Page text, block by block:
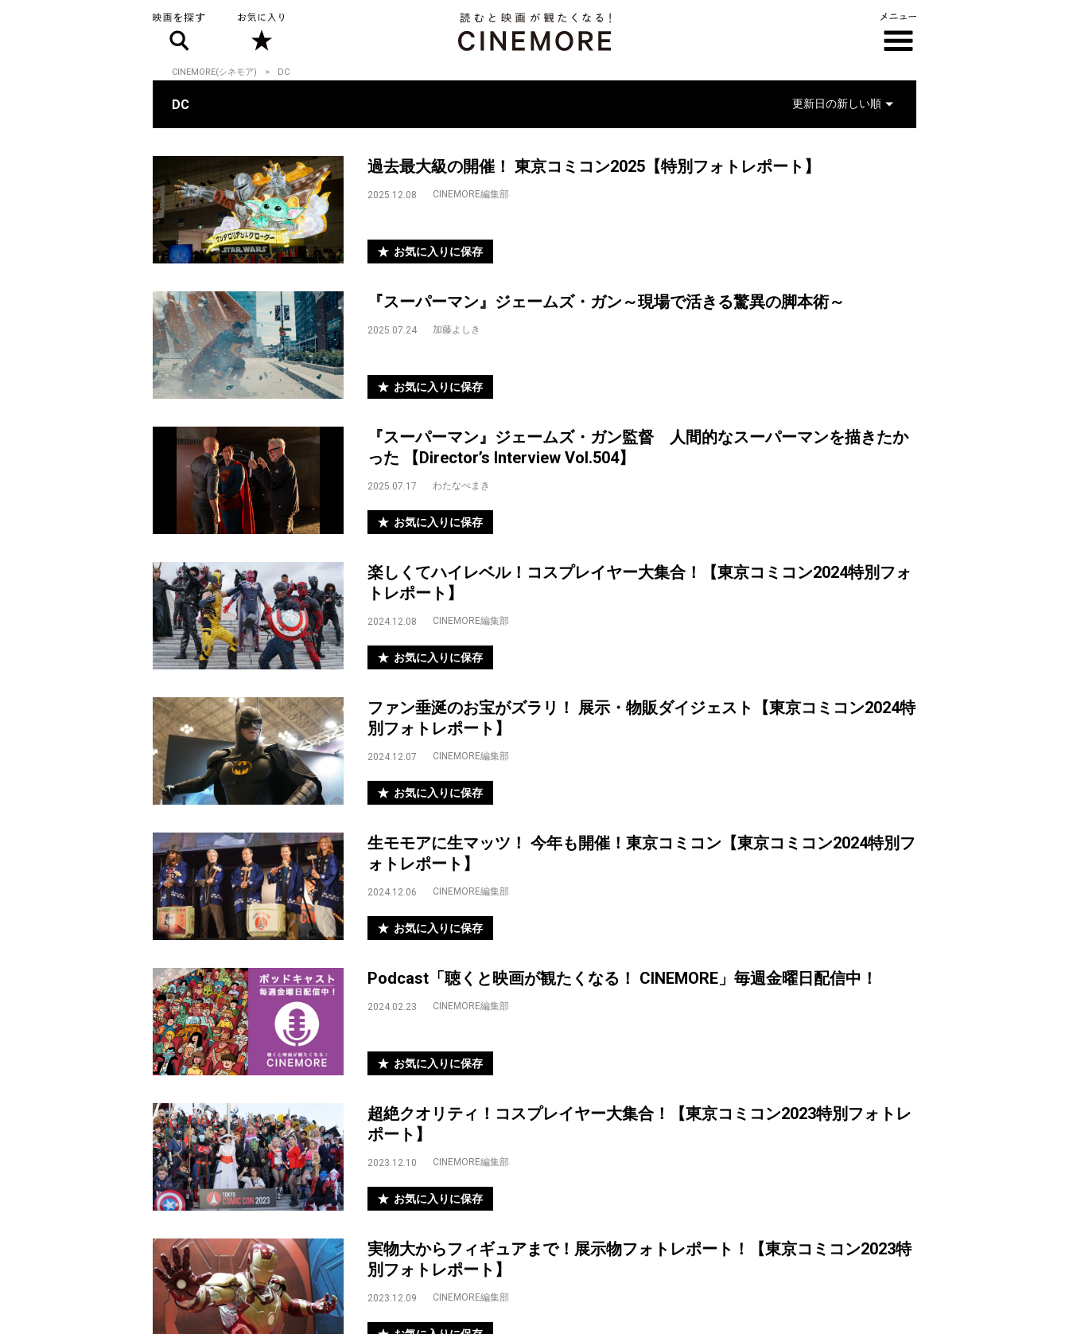
CINEMORE(シネモア) DC
DC
過去最大級の開催！ 東京コミコン2025【特別フォトレポート】
2025.12.08 CINEMORE編集部
お気に入りに保存
『スーパーマン』ジェームズ・ガン～現場で活きる驚異の脚本術～
2025.07.24 加藤よしき
お気に入りに保存
『スーパーマン』ジェームズ・ガン監督 人間的なスーパーマンを描きたか
った 【Director’s Interview Vol.504】
2025.07.17 わたなべまき
お気に入りに保存
楽しくてハイレベル！コスプレイヤー大集合！【東京コミコン2024特別フォ
トレポート】
2024.12.08 CINEMORE編集部
お気に入りに保存
ファン垂涎のお宝がズラリ！ 展示・物販ダイジェスト【東京コミコン2024特
別フォトレポート】
2024.12.07 CINEMORE編集部
お気に入りに保存
生モモアに生マッツ！ 今年も開催！東京コミコン【東京コミコン2024特別フ
ォトレポート】
2024.12.06 CINEMORE編集部
お気に入りに保存
Podcast「聴くと映画が観たくなる！ CINEMORE」毎週金曜日配信中！
2024.02.23 CINEMORE編集部
お気に入りに保存
超絶クオリティ！コスプレイヤー大集合！【東京コミコン2023特別フォトレ
ポート】
2023.12.10 CINEMORE編集部
お気に入りに保存
実物大からフィギュアまで！展示物フォトレポート！【東京コミコン2023特
別フォトレポート】
2023.12.09 CINEMORE編集部